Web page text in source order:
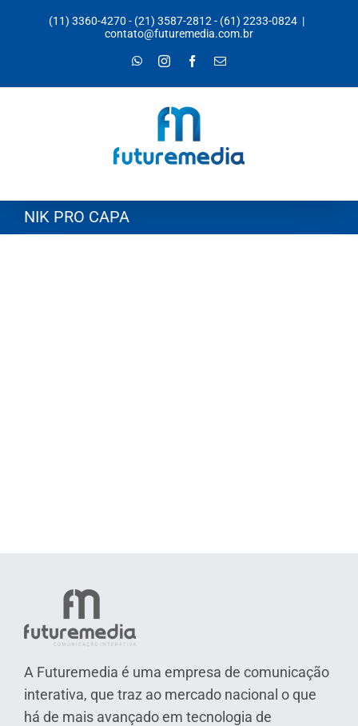
(11) 3360-4270 - (21) 3587-2812- (61) 2233-0824 |
contato@futuremedia.com.br
WhatsAppInstagramFacebook
E-
NIK PRO CAPA
A Futuremedia é uma empresa de comunicação
interativa, que traz ao mercado nacional o que
há de mais avançado em tecnologia de